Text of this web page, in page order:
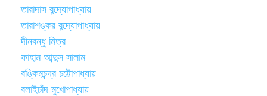
তারাদাস বন্দ্যোপাধ্যায়
তারাশঙ্কর বন্দ্যোপাধ্যায়
দীনবন্ধু মিত্র
ফাহাম আব্দুস সালাম
বঙ্কিমচন্দ্র চট্টোপাধ্যায়
বলাইচাঁদ মুখোপাধ্যায়